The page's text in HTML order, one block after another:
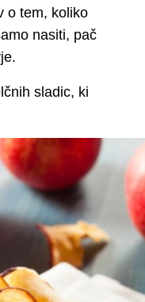
o tem, koliko
nasiti, pač
sladic, ki